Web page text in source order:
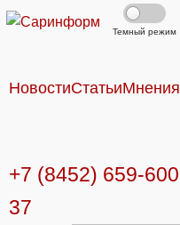
Темный режим
НовостиСтатьиМнения
+7 (8452) 659-600
37